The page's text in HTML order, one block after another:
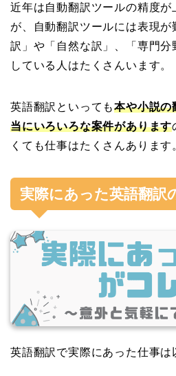
近年は自動翻訳ツールの精度が
が、自動翻訳ツールには表現が
訳」や「自然な訳」、「専門分
している人はたくさんいます。
英語翻訳といっても本や小説の
当にいろいろな案件があります
くても仕事はたくさんあります
実際にあった英語翻訳
英語翻訳で実際にあった仕事は